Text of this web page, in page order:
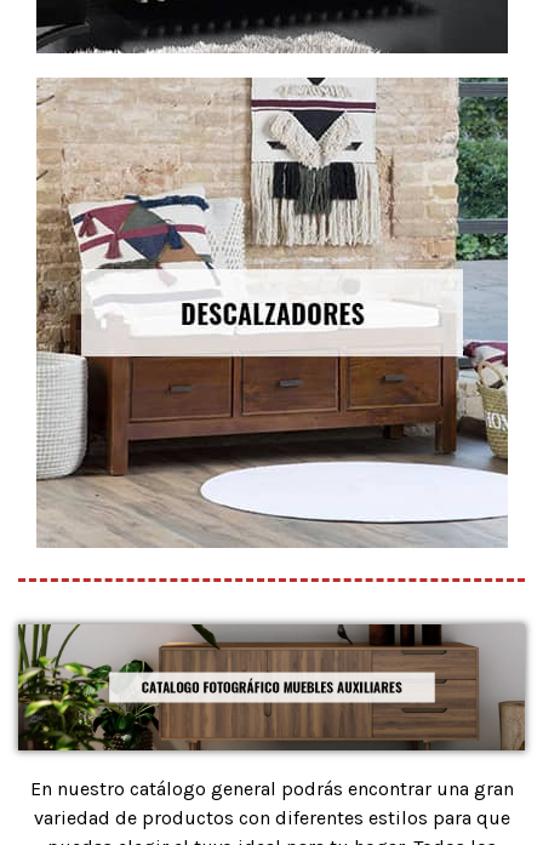
En nuestro catálogo general podrás encontrar una gran
variedad de productos con diferentes estilos para que